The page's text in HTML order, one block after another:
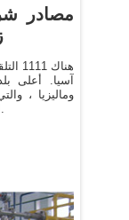
مصادر
آسيا. أعلى
التلقائي آلة زيت الخردل ، على التوالي.